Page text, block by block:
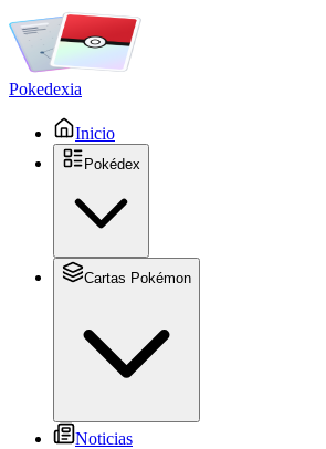
Pokedexia
Inicio
Pokédex
Cartas Pokémon
Noticias